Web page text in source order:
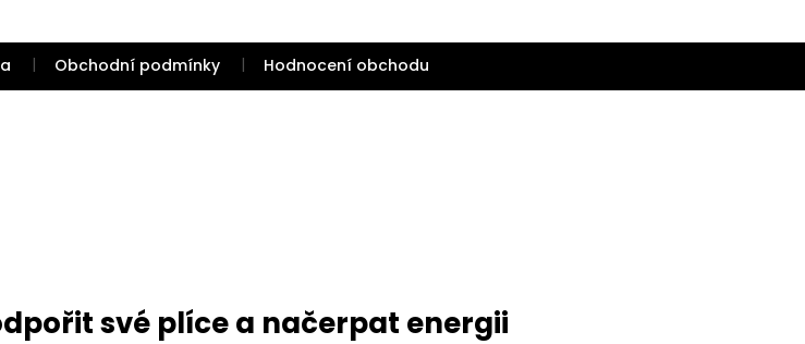
Obchodní podmínky Hodnocení obchodu
své plíce a načerpat energii